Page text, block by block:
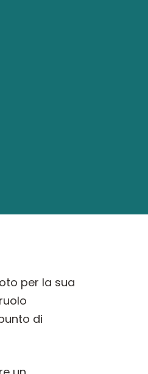
per la sua
di